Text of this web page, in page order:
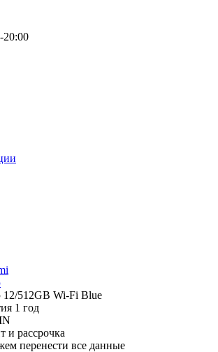
20:00
12/512GB Wi-Fi Blue
1 год
и рассрочка
перенести все данные